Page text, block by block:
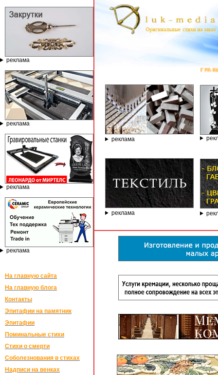
реклама
реклама
реклама
реклама
На главную сайта
На главную блога
Контакты
Эпитафии на памятник
Эпитафии
Поминальные стихи
Стихи о смерти
Соболезнования в стихах
Надписи на венках
реклама
реклама